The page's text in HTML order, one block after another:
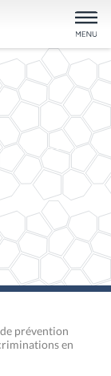
prévention
en